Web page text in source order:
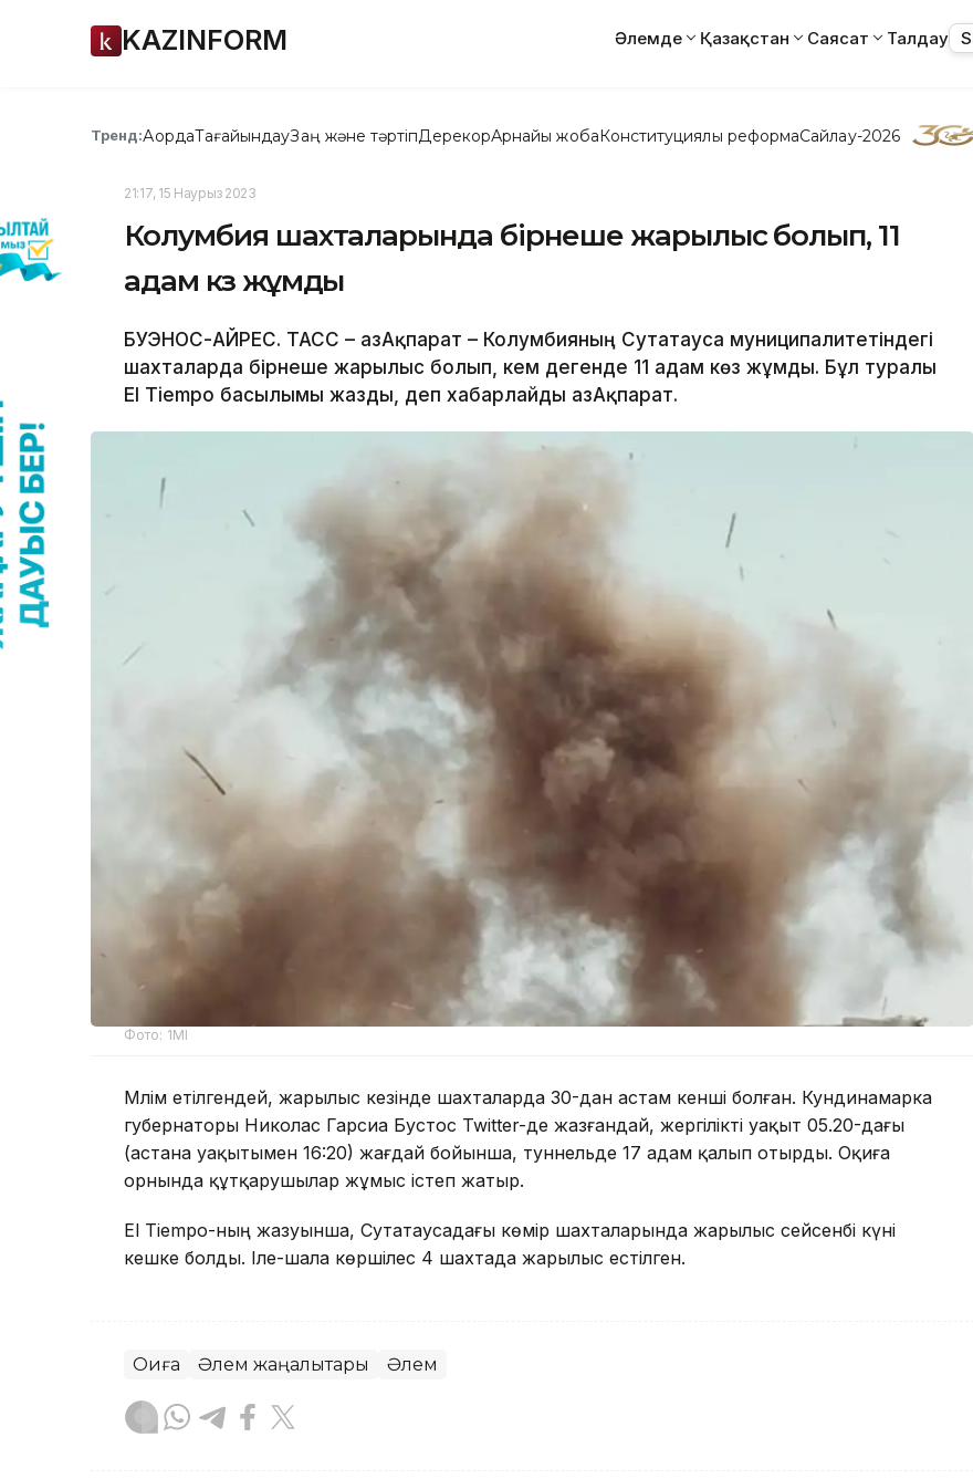
KAZINFORM Әлемде Қазақстан Саясат Талдау
Тренд:АқордаТағайындауЗаң және тәртіпДерекқорАрнайы жобаКонституциялық реформаСайлау-2026
21:17, 15 Наурыз 2023
Колумбия шахталарында бірнеше жарылыс болып, 11
адам көз жұмды
БУЭНОС-АЙРЕС. ТАСС – ҚазАқпарат – Колумбияның Сутатауса муниципалитетіндегі
шахталарда бірнеше жарылыс болып, кем дегенде 11 адам көз жұмды. Бұл туралы
El Tiempo басылымы жазды, деп хабарлайды ҚазАқпарат.
Фото: 1MI
Мәлім етілгендей, жарылыс кезінде шахталарда 30-дан астам кенші болған. Кундинамарка
губернаторы Николас Гарсиа Бустос Twitter-де жазғандай, жергілікті уақыт 05.20-дағы
(астана уақытымен 16:20) жағдай бойынша, туннельде 17 адам қалып отырды. Оқиға
орнында құтқарушылар жұмыс істеп жатыр.
El Tiempo-ның жазуынша, Сутатаусадағы көмір шахталарында жарылыс сейсенбі күні
кешке болды. Іле-шала көршілес 4 шахтада жарылыс естілген.
Оқиға Әлем жаңалықтары Әлем